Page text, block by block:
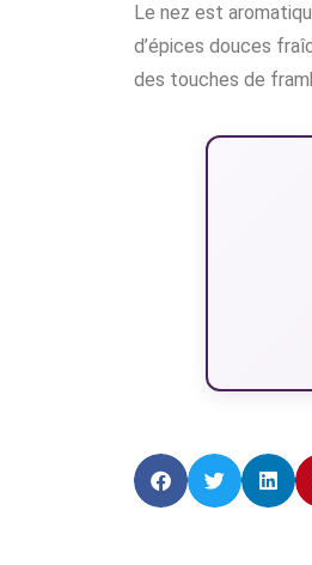
Le nez est
d’épices douces
des touches de